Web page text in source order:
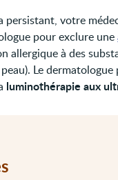
persistant, votre
pour exclure une
allergique à des
Le dermatologue
luminothérapie aux